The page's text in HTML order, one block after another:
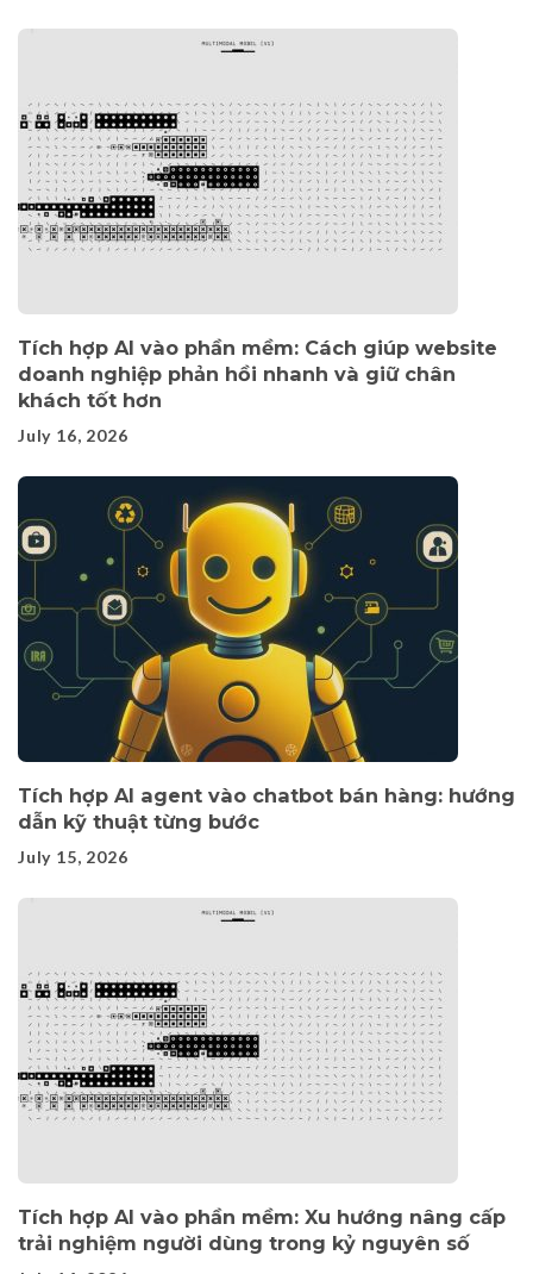
Tích hợp AI vào phần mềm: Cách giúp website
doanh nghiệp phản hồi nhanh và giữ chân
khách tốt hơn
July 16, 2026
Tích hợp AI agent vào chatbot bán hàng: hướng
dẫn kỹ thuật từng bước
July 15, 2026
Tích hợp AI vào phần mềm: Xu hướng nâng cấp
trải nghiệm người dùng trong kỷ nguyên số